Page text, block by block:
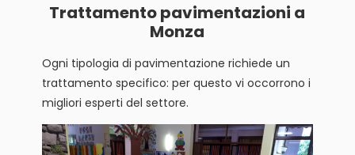
Trattamento pavimentazioni a
Monza
Ogni tipologia di pavimentazione richiede un
trattamento specifico: per questo vi occorrono i
migliori esperti del settore.